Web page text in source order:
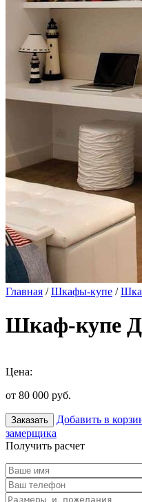
Главная /Шкафы-купе /
Шкаф-купе
Цена:
от 80 000 руб.
Заказать Добавить в
замерщика
Получить расчет